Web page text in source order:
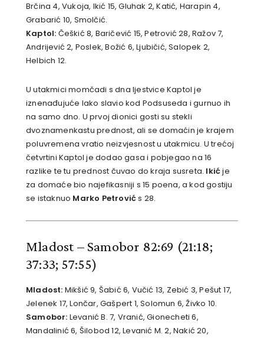
Brčina 4, Vukoja, Ikić 15, Gluhak 2, Katić, Harapin 4,
Grabarić 10, Smolčić.
Kaptol: Češkić 8, Baričević 15, Petrović 28, Ražov 7,
Andrijević 2, Poslek, Božić 6, Ljubičić, Salopek 2,
Helbich 12.
U utakmici momčadi s dna ljestvice Kaptol je
iznenađujuće lako slavio kod Podsuseda i gurnuo ih
na samo dno. U prvoj dionici gosti su stekli
dvoznamenkastu prednost, ali se domaćin je krajem
poluvremena vratio neizvjesnost u utakmicu. U trećoj
četvrtini Kaptol je dodao gasa i pobjegao na 16
razlike te tu prednost čuvao do kraja susreta. Ikićje
za domaće bio najefikasniji s 15 poena, a kod gostiju
se istaknuo Marko Petrovićs 28.
Mladost – Samobor 82:69 (21:18;
37:33; 57:55)
Mladost: Mikšić 9, Šabić 6, Vučić 13, Zebić 3, Pešut 17,
Jelenek 17, Lončar, Gašpert 1, Solomun 6, Živko 10.
Samobor: Levanić B. 7, Vranić, Gionecheti 6,
Mandalinić 6, Šilobod 12, Levanić M. 2, Nakić 20,